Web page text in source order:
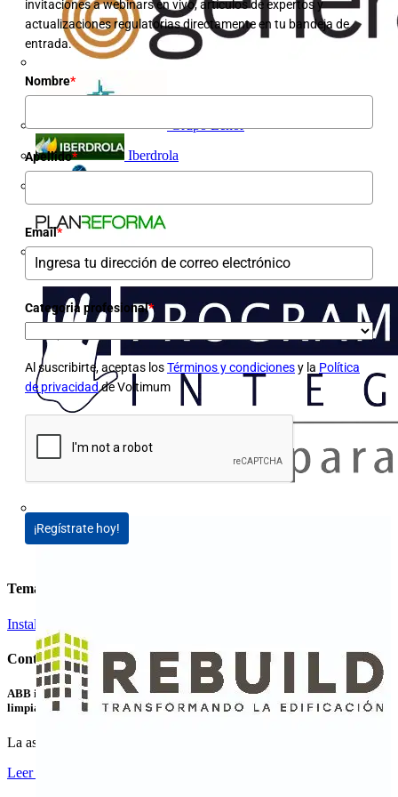
Grupo Lenor
Iberdrola
Plan Reforma
invitaciones a webinars en vivo, artículos de expertos y
actualizaciones regulatorias directamente en tu bandeja de
entrada.
Nombre*
Apellido*
Email*
Categoria profesional*
Al suscribirte, aceptas losTérminos y condicionesy la Política
de privacidadde Voltimum
¡Regístrate hoy!
Temas
Instalación eléctrica
Contenidos relacionados
ABB invierte en LevelTen Energy para contribuir al suministro de energía
limpia
La asociación y la inversión en LevelTen Energy, el...
Leer más